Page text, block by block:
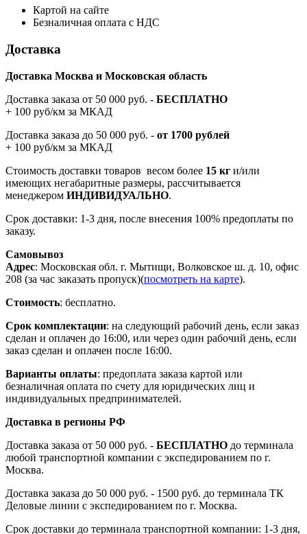
Картой на сайте
Безналичная оплата с НДС
Доставка
Доставка Москва и Московская область
Доставка заказа от 50 000 руб. - БЕСПЛАТНО
+ 100 руб/км за МКАД
Доставка заказа до 50 000 руб. - от 1700 рублей
+ 100 руб/км за МКАД
Стоимость доставки товаров весом более 15 кг и/или
имеющих негабаритные размеры, рассчитывается
менеджером ИНДИВИДУАЛЬНО.
Срок доставки: 1-3 дня, после внесения 100% предоплаты по
заказу.
Самовывоз
Адрес: Московская обл. г. Мытищи, Волковское ш. д. 10, офис
208 (за час заказать пропуск)(посмотреть на карте).
Стоимость: бесплатно.
Срок комплектации: на следующий рабочий день, если заказ
сделан и оплачен до 16:00, или через один рабочий день, если
заказ сделан и оплачен после 16:00.
Варианты оплаты: предоплата заказа картой или
безналичная оплата по счету для юридических лиц и
индивидуальных предпринимателей.
Доставка в регионы РФ
Доставка заказа от 50 000 руб. - БЕСПЛАТНО до терминала
любой транспортной компании с экспедированием по г.
Москва.
Доставка заказа до 50 000 руб. - 1500 руб. до терминала ТК
Деловые линии с экспедированием по г. Москва.
Срок доставки до терминала транспортной компании: 1-3 дня,